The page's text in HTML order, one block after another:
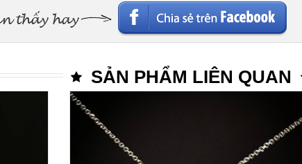
SẢN PHẨM LIÊN QUAN